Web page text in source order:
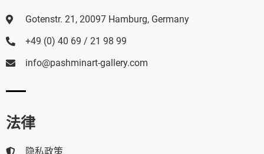
Gotenstr. 21, 20097 Hamburg, Germany
+49 (0) 40 69 / 21 98 99
info@pashminart-gallery.com
法律
隐私政策